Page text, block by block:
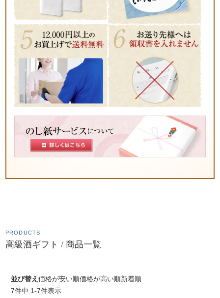
PRODUCTS
高級酒ギフト / 商品一覧
並び替え 価格が安い順価格が高い順新着順
7件中 1-7件表示